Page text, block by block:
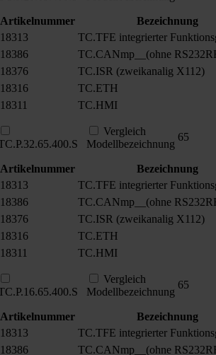
Artikelnummer
Bezeichnung
18313
TC.TFE integrierter
18386
TC.CANmp__(ohne
18376
TC.ISR (zweikanalig X112)
18316
TC.ETH
18311
TC.HMI
Vergleich
Modellbezeichnung
65
Artikelnummer
Bezeichnung
18313
TC.TFE integrierter
18386
TC.CANmp__(ohne
18376
TC.ISR (zweikanalig X112)
18316
TC.ETH
18311
TC.HMI
Vergleich
Modellbezeichnung
65
Artikelnummer
Bezeichnung
18313
TC.TFE integrierter
18386
TC.CANmp__(ohne